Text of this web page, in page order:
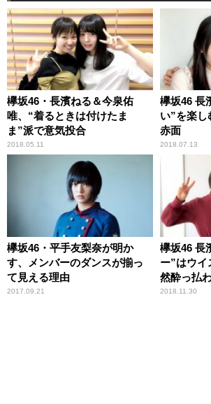
欅坂46・長濱ねる＆今泉佑
唯、“着るときは付けたま
ま”派で意気投合
2018.05.11
欅坂46 長
い”を楽し
赤面
2018.07.13
欅坂46・平手友梨奈が明か
す、メンバーのダンスが揃っ
て見える理由
2017.09.21
欅坂46 長
ー”はウイ
然酔っ払
2018.11.30